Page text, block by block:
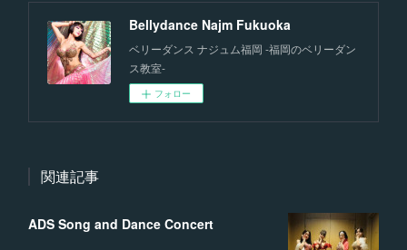
Bellydance Najm Fukuoka
ベリーダンス ナジュム福岡 -福岡のベリーダン
ス教室-
フォロー
関連記事
ADS Song and Dance Concert